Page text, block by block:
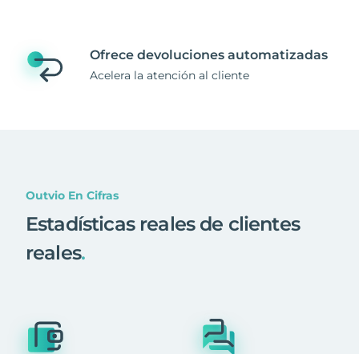
Ofrece devoluciones automatizadas
Acelera la atención al cliente
Outvio En Cifras
Estadísticas reales de clientes
reales.